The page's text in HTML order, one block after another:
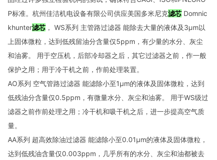
P标准。杭州佳洁机电设备有限公司供应美国多米尼克滤芯 Domnic
khunter滤芯 ， WS系列 主管路过滤器 能除去大量的液体及3μm以
上固体微粒，达到低残留油分含量仅5ppm ，有少量的水分、灰尘
和油雾。
用于空压机，后部冷却器之后，其它过滤器之前，作一般
保护之用；用于冷干机之前，作前处理装置。
AO系列 空气管路过滤器 能滤除小至1μm的液体及固体微粒，达到
低残油分含量仅0.5ppm ，有微量水分、灰尘和油雾。 用于WS级过
滤器之前作前处理之用；冷干机和吸干机之后，进一步提高空气质
量。
AA系列 超高效除油过滤器 能滤除小至0.01μm的液体及固体微粒，
达到低残油含量仅0.003ppm ，几乎所有的水分、灰尘和油都被去